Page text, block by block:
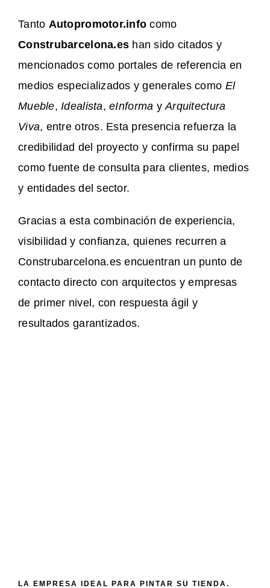
Tanto Autopromotor.info como
Construbarcelona.es han sido citados y
mencionados como portales de referencia en
medios especializados y generales como El
Mueble, Idealista,eInforma yArquitectura
Viva, entre otros. Esta presencia refuerza la
credibilidad del proyecto y confirma su papel
como fuente de consulta para clientes, medios
y entidades del sector.
Gracias a esta combinación de experiencia,
visibilidad y confianza, quienes recurren a
Construbarcelona.es encuentran un punto de
contacto directo con arquitectos y empresas
de primer nivel, con respuesta ágil y
resultados garantizados.
LA EMPRESA IDEAL PARA PINTAR SU TIENDA.